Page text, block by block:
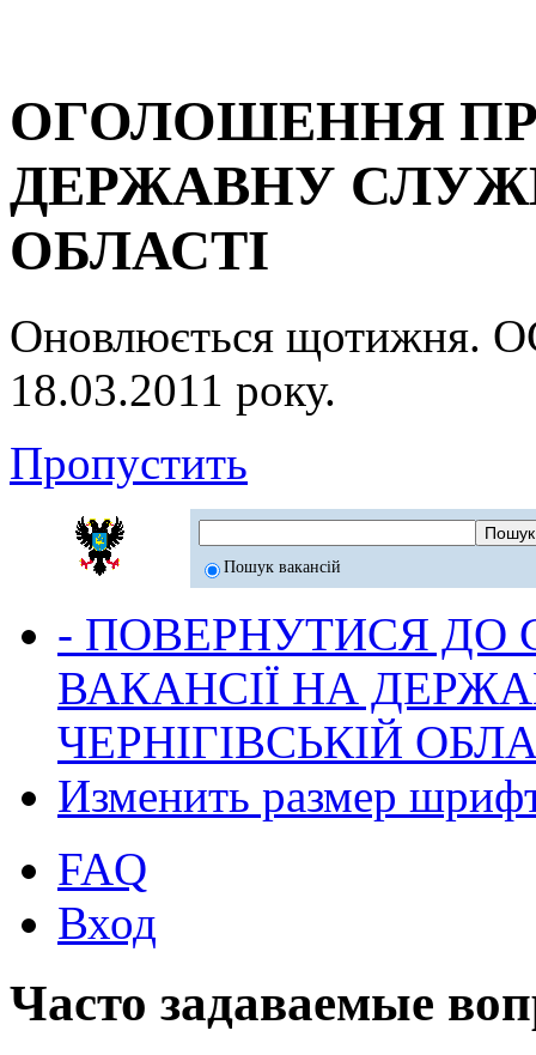
ОГОЛОШЕННЯ
ДЕРЖАВНУ
ОБЛАСТІ
Оновлюється
18.03.2011 року.
Пропустить
Пошук вакансій
- ПОВЕРНУТИСЯ ДО
ВАКАНСІЇ НА
ЧЕРНІГІВСЬКІЙ
Изменить размер
FAQ
Вход
Часто задаваемые